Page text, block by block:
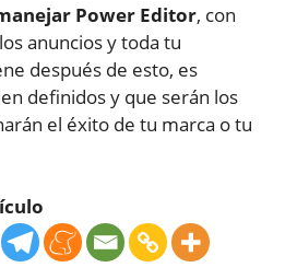
Power Editor, con
anuncios y toda tu
después de esto, es
definidos y que serán los
el éxito de tu marca o tu